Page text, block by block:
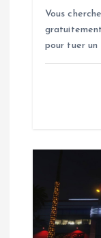
Vous
pour tuer un